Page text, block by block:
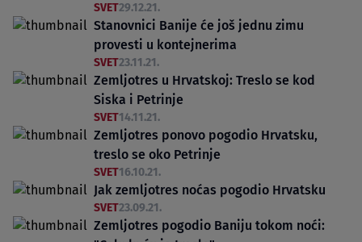
SVET29.12.21.
Stanovnici Banije će još jednu zimu
provesti u kontejnerima
SVET23.11.21.
Zemljotres u Hrvatskoj: Treslo se kod
Siska i Petrinje
SVET14.11.21.
Zemljotres ponovo pogodio Hrvatsku,
treslo se oko Petrinje
SVET16.10.21.
Jak zemljotres noćas pogodio Hrvatsku
SVET23.09.21.
Zemljotres pogodio Baniju tokom noći: